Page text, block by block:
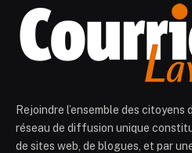
Rejoindre l’ensemble des citoyens
réseau de diffusion unique
de sites web, de blogues, et par